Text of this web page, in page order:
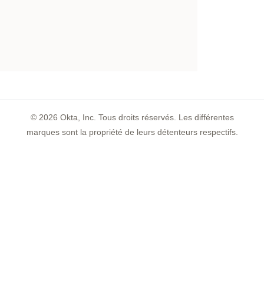
© 2026 Okta, Inc. Tous droits réservés. Les différentes
marques sont la propriété de leurs détenteurs respectifs.